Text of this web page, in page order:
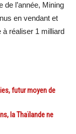
de l’année, Mining
en vendant et
réaliser 1 milliard
futur moyen de
la Thaïlande ne